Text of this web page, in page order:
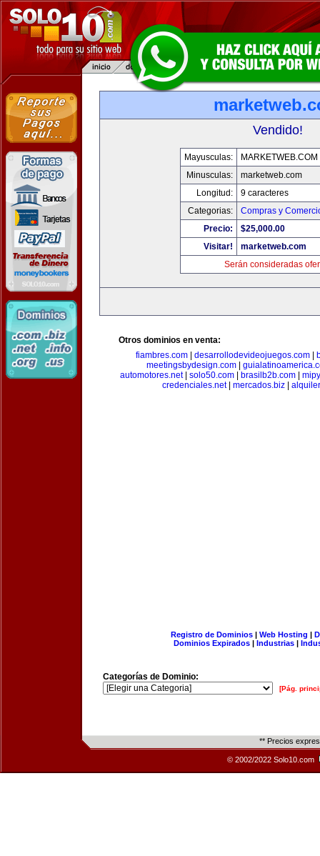
Vendido!
Mayusculas:
MARKETWEB.COM
Minusculas:
marketweb.com
Longitud:
9 caracteres
Categorias:
Compras y
Precio:
$25,000.00
Visitar!
marketweb.com
Serán consideradas
Otros dominios en venta:
fiambres.com| desarrollodevideojuegos.com|
meetingsbydesign.com
automotores.net| solo50.com brasilb2b.com
credenciales.net| mercados.biz|
Registro de Dominios| Web Hosting |
Dominios Expirados | Industrias |
Categorías de Dominio:
[Pág.
** Precios
© 2002/2022 Solo10.com